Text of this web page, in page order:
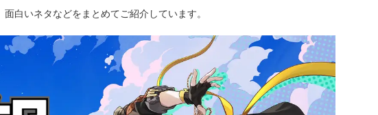
白いネタなどをまとめてご紹介しています。